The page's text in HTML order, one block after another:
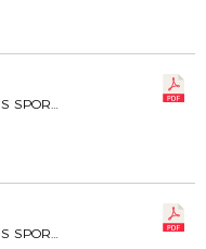
COMMISSION RÉGIONALE DES ACTIVITÉS SPORTIVES
COMMISSION RÉGIONALE DES ACTIVITÉS SPORTIVES